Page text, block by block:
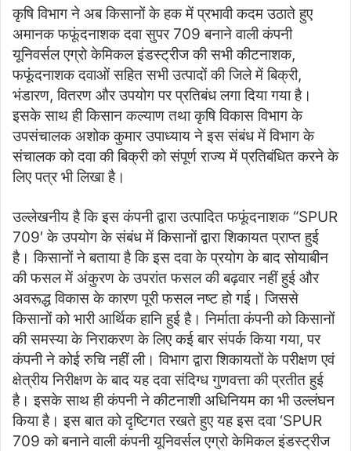
कृषि विभाग ने अब किसानों के हक में प्रभावी कदम उठाते हुए
अमानक फफूंदनाशक दवा सुपर 709 बनाने वाली कंपनी
यूनिवर्सल एग्रो केमिकल इंडस्ट्रीज की सभी कीटनाशक,
फफूंदनाशक दवाओं सहित सभी उत्पादों की जिले में बिक्री,
भंडारण, वितरण और उपयोग पर प्रतिबंध लगा दिया गया है।
इसके साथ ही किसान कल्याण तथा कृषि विकास विभाग के
उपसंचालक अशोक कुमार उपाध्याय ने इस संबंध में विभाग के
संचालक को दवा की बिक्री को संपूर्ण राज्य में प्रतिबंधित करने के
लिए पत्र भी लिखा है।
उल्लेखनीय है कि इस कंपनी द्वारा उत्पादित फफूंदनाशक “SPUR
709′ के उपयोग के संबंध में किसानों द्वारा शिकायत प्राप्त हुई
है। किसानों ने बताया है कि इस दवा के प्रयोग के बाद सोयाबीन
की फसल में अंकुरण के उपरांत फसल की बढ़वार नहीं हुई और
अवरूद्ध विकास के कारण पूरी फसल नष्ट हो गई। जिससे
किसानों को भारी आर्थिक हानि हुई है। निर्माता कंपनी को किसानों
की समस्या के निराकरण के लिए कई बार संपर्क किया गया, पर
कंपनी ने कोई रुचि नहीं ली। विभाग द्वारा शिकायतों के परीक्षण एवं
क्षेत्रीय निरीक्षण के बाद यह दवा संदिग्ध गुणवत्ता की प्रतीत हुई
है। इसके साथ ही कंपनी ने कीटनाशी अधिनियम का भी उल्लंघन
किया है। इस बात को दृष्टिगत रखते हुए यह इस दवा ‘SPUR
709 को बनाने वाली कंपनी यूनिवर्सल एग्रो केमिकल इंडस्ट्रीज